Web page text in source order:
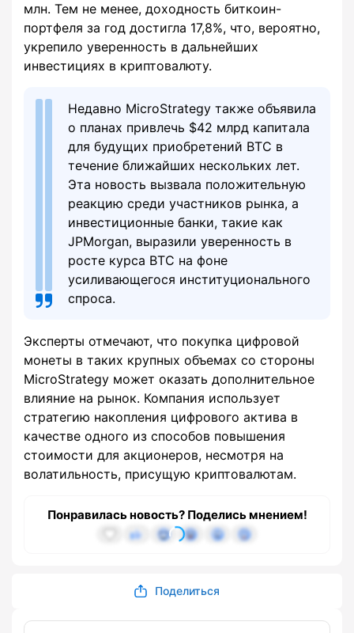
млн. Тем не менее, доходность биткоин-
портфеля за год достигла 17,8%, что, вероятно,
укрепило уверенность в дальнейших
инвестициях в криптовалюту.
Недавно MicroStrategy также объявила
о планах привлечь $42 млрд капитала
для будущих приобретений BTC в
течение ближайших нескольких лет.
Эта новость вызвала положительную
реакцию среди участников рынка, а
инвестиционные банки, такие как
JPMorgan, выразили уверенность в
росте курса BTC на фоне
усиливающегося институционального
спроса.
Эксперты отмечают, что покупка цифровой
монеты в таких крупных объемах со стороны
MicroStrategy может оказать дополнительное
влияние на рынок. Компания использует
стратегию накопления цифрового актива в
качестве одного из способов повышения
стоимости для акционеров, несмотря на
волатильность, присущую криптовалютам.
Понравилась новость? Поделись мнением!
Поделиться